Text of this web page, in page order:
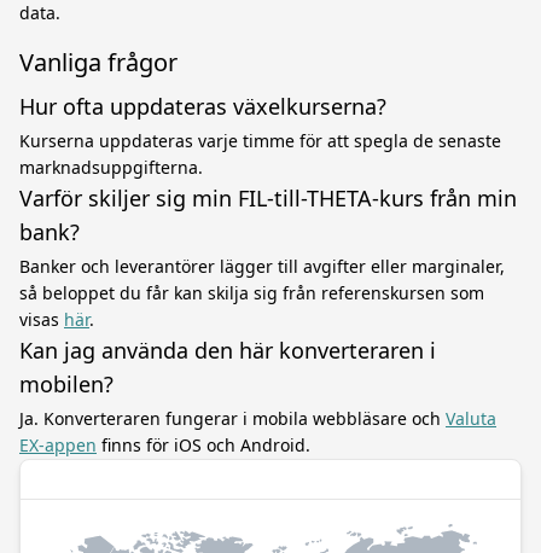
data.
Vanliga frågor
Hur ofta uppdateras växelkurserna?
Kurserna uppdateras varje timme för att spegla de senaste
marknadsuppgifterna.
Varför skiljer sig min FIL-till-THETA-kurs från min
bank?
Banker och leverantörer lägger till avgifter eller marginaler,
så beloppet du får kan skilja sig från referenskursen som
visas här.
Kan jag använda den här konverteraren i
mobilen?
Ja. Konverteraren fungerar i mobila webbläsare och Valuta
EX-appen finns för iOS och Android.